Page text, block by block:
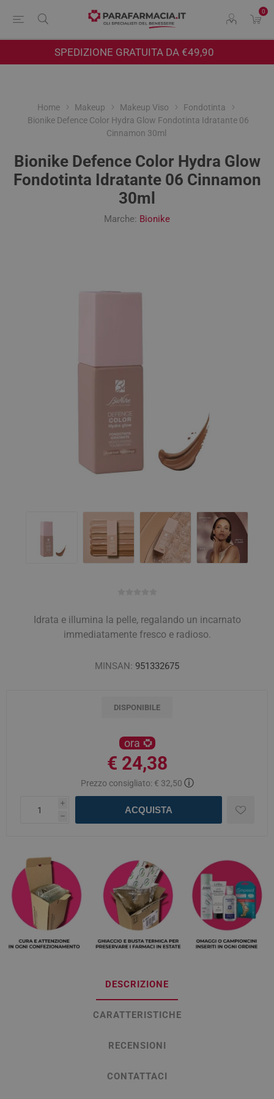
0
SPEDIZIONE GRATUITA DA €49,90
Home Makeup Makeup Viso
Fondotinta
Bionike Defence Color Hydra Glow Fondotinta Idratante 06
Cinnamon 30ml
Bionike Defence Color Hydra Glow
Fondotinta Idratante 06 Cinnamon
30ml
Marche: Bionike
Idrata e illumina la pelle, regalando un incarnato
immediatamente fresco e radioso.
MINSAN: 951332675
DISPONIBILE
ora
€ 24,38
Prezzo consigliato: € 32,50 ⓘ
i
h
ACQUISTA
DESCRIZIONE
CARATTERISTICHE
RECENSIONI
CONTATTACI